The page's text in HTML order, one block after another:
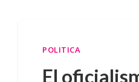
POLITICA
El